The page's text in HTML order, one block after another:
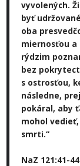
vyvolených.
byť
oba
miernosťou a
rýdzim
bez
s ostrosťou,
následne,
pokáral, aby
mohol
smrti.“
NaZ 121:41-44